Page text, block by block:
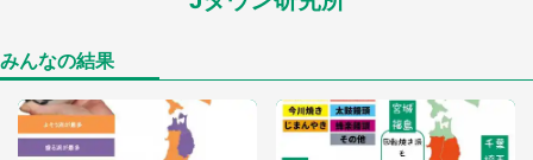
家に〝デカい蛾〟が居座り続けて3日間...ビビり続
「○○がない街に住んでいます」住人の呟きに30万
人驚がく 何が存在しないか、あなたはわかる？
みんなの結果